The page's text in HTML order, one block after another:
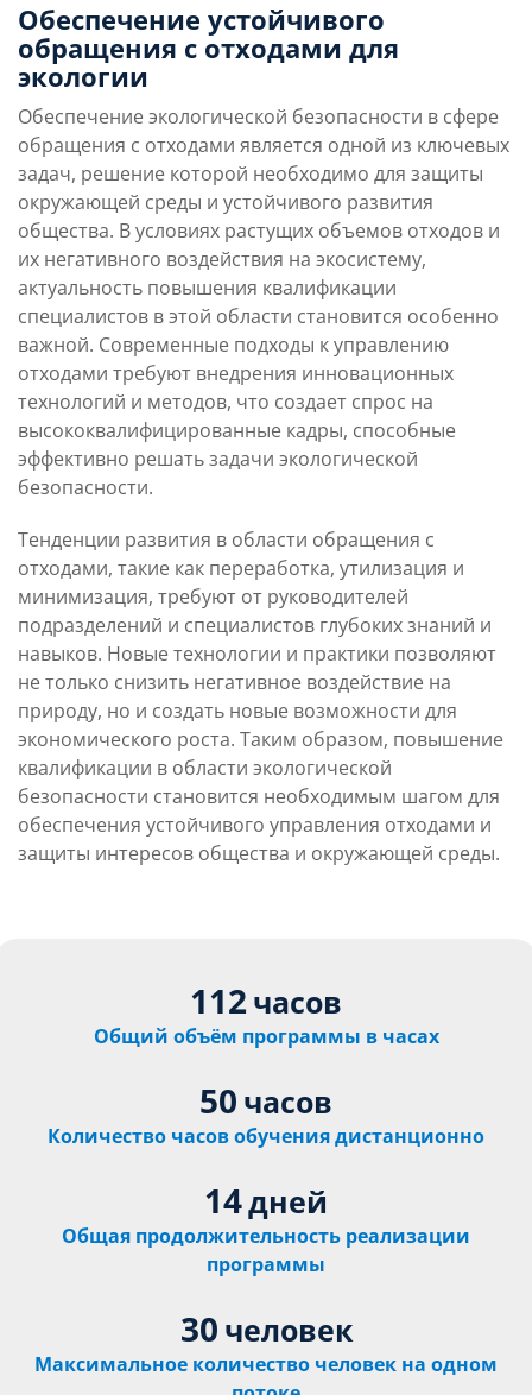
Учебная программа
Целевая аудитория
программы
Обеспечение устойчивого
обращения с отходами для
экологии
Обеспечение экологической безопасности в сфере
обращения с отходами является одной из ключевых
задач, решение которой необходимо для защиты
окружающей среды и устойчивого развития
общества. В условиях растущих объемов отходов и
их негативного воздействия на экосистему,
актуальность повышения квалификации
специалистов в этой области становится особенно
важной. Современные подходы к управлению
отходами требуют внедрения инновационных
технологий и методов, что создает спрос на
высококвалифицированные кадры, способные
эффективно решать задачи экологической
безопасности.
Тенденции развития в области обращения с
отходами, такие как переработка, утилизация и
минимизация, требуют от руководителей
подразделений и специалистов глубоких знаний и
навыков. Новые технологии и практики позволяют
не только снизить негативное воздействие на
природу, но и создать новые возможности для
экономического роста. Таким образом, повышение
квалификации в области экологической
безопасности становится необходимым шагом для
обеспечения устойчивого управления отходами и
защиты интересов общества и окружающей среды.
112 часов
Общий объём программы в часах
50 часов
Количество часов обучения дистанционно
14дней
Общая продолжительность реализации
программы
30 человек
Максимальное количество человек на одном